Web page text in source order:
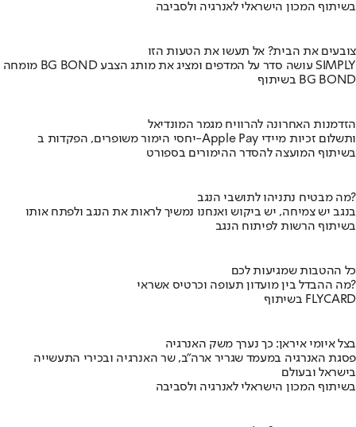
בשיתוף המכון הישראלי לאנרגיה ולסביבה
צובעים את הבית? אל תעשו את הטעות הזו
מומחה BG BOND עושה סדר על המדפים ומציג את מותג הצבע SIMPLY
בשיתוף BG BOND
הזדמנות האחרונה להרוויח מגמר המונדיאל
יחסי הימור משופרים, הפקדות ב-Apple Pay ותשלום זכיות מיידי
בשיתוף המועצה להסדר ההימורים בספורט
מה מבטיח נתניהו לתושבי הנגב?
בנגב יש צמיחה, יש ביקוש ואנחנו נמשיך לראות את הנגב ולפתח אותו
בשיתוף הרשות לפיתוח הנגב
כל ההטבות שמגיעות לכם
מה ההבדל בין מועדון תעופה וכרטיס אשראי?
בשיתוף FLYCARD
בצל איומי איראן: כך נערך משק האנרגיה
פסגת האנרגיה במעמד שגריר ארה"ב, שר האנרגיה ובכירי התעשייה
בישראל ובעולם
בשיתוף המכון הישראלי לאנרגיה ולסביבה